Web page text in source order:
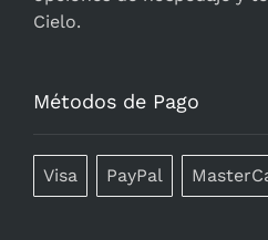
Cielo.
Métodos de Pago
Visa PayPal